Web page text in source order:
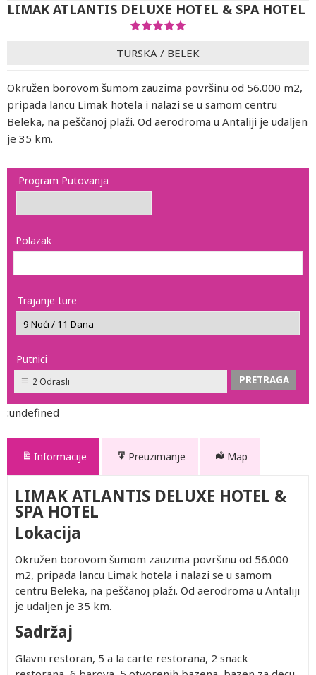
LIMAK ATLANTIS DELUXE HOTEL & SPA HOTEL
TURSKA / BELEK
Okružen borovom šumom zauzima površinu od 56.000 m2,
pripada lancu Limak hotela i nalazi se u samom centru
Beleka, na peščanoj plaži. Od aerodroma u Antaliji je udaljen
je 35 km.
Program Putovanja
Polazak
Trajanje ture
Putnici
2 Odrasli
:undefined
Informacije Preuzimanje Map
LIMAK ATLANTIS DELUXE HOTEL &
SPA HOTEL
Lokacija
Okružen borovom šumom zauzima površinu od 56.000
m2, pripada lancu Limak hotela i nalazi se u samom
centru Beleka, na peščanoj plaži. Od aerodroma u Antaliji
je udaljen je 35 km.
Sadržaj
Glavni restoran, 5 a la carte restorana, 2 snack